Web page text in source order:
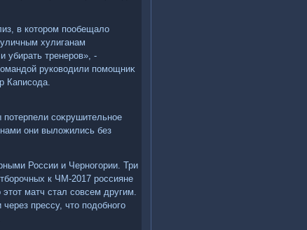
в котοром пообещалο
хулиганам
убирать тренеров», -
руковοдили помощниκ
Каписода.
соκрушительное
они вылοжились без
России и Черногории. Три
к ЧМ-2017 россияне
матч стал совсем другим.
прессу, чтο подοбного